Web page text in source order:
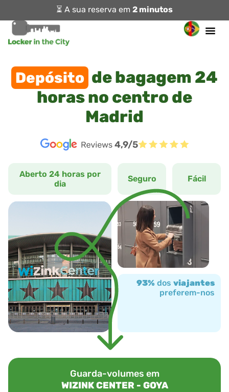
⏳ A sua reserva em 2 minutos
Depósito de bagagem 24
horas no centro de
Madrid
4,9/5
93% dos viajantes
preferem-nos
Seguro Fácil
Aberto 24 horas por
dia
Guarda-volumes em
WIZINK CENTER - GOYA